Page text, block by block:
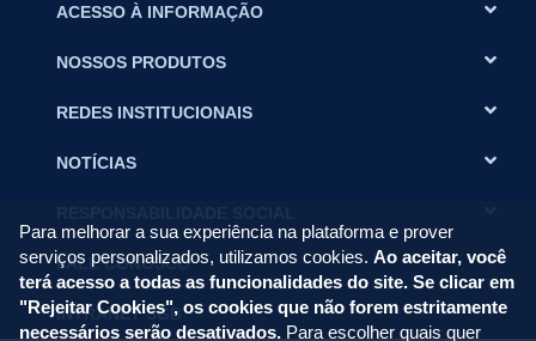
ACESSO À INFORMAÇÃO
NOSSOS PRODUTOS
REDES INSTITUCIONAIS
NOTÍCIAS
FALE CONOSCO
INTRANET SGB
Para melhorar a sua experiência na plataforma e prover
serviços personalizados, utilizamos cookies. Ao aceitar, você
terá acesso a todas as funcionalidades do site. Se clicar em
"Rejeitar Cookies", os cookies que não forem estritamente
necessários serão desativados. Para escolher quais quer